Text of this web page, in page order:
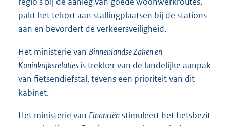
pakt het tekort aan stallingplaatsen bij de stations
aan en bevordert de verkeersveiligheid.
Het ministerie van Binnenlandse Zaken en
Koninkrijksrelaties is trekker van de landelijke aanpak
van fietsendiefstal, tevens een prioriteit van dit
kabinet.
Het ministerie van Financiënstimuleert het fietsbezit